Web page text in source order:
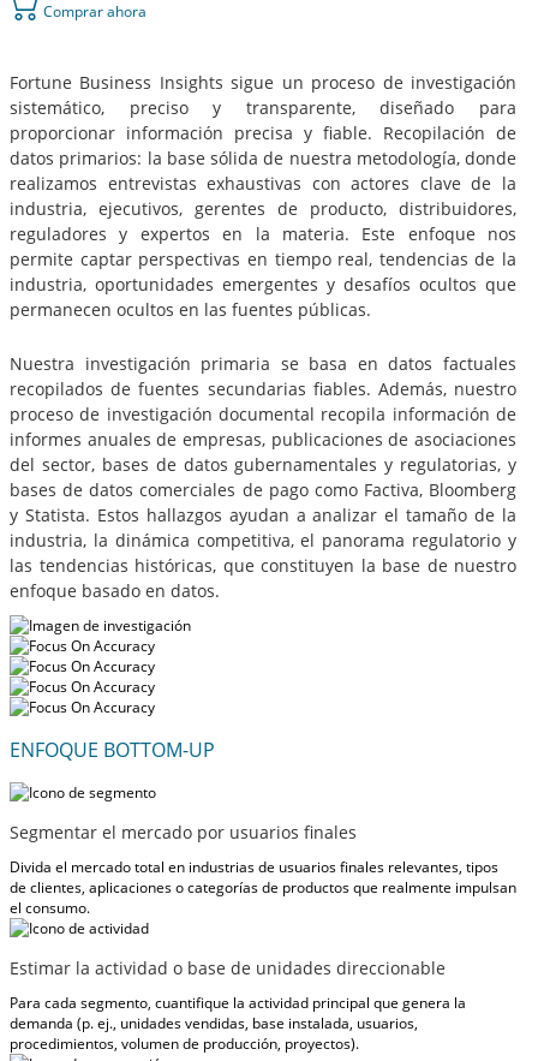
Comprar ahora
Fortune Business Insights sigue un proceso de investigación
sistemático, preciso y transparente, diseñado para
proporcionar información precisa y fiable. Recopilación de
datos primarios: la base sólida de nuestra metodología, donde
realizamos entrevistas exhaustivas con actores clave de la
industria, ejecutivos, gerentes de producto, distribuidores,
reguladores y expertos en la materia. Este enfoque nos
permite captar perspectivas en tiempo real, tendencias de la
industria, oportunidades emergentes y desafíos ocultos que
permanecen ocultos en las fuentes públicas.
Nuestra investigación primaria se basa en datos factuales
recopilados de fuentes secundarias fiables. Además, nuestro
proceso de investigación documental recopila información de
informes anuales de empresas, publicaciones de asociaciones
del sector, bases de datos gubernamentales y regulatorias, y
bases de datos comerciales de pago como Factiva, Bloomberg
y Statista. Estos hallazgos ayudan a analizar el tamaño de la
industria, la dinámica competitiva, el panorama regulatorio y
las tendencias históricas, que constituyen la base de nuestro
enfoque basado en datos.
ENFOQUE BOTTOM-UP
Segmentar el mercado por usuarios finales
Divida el mercado total en industrias de usuarios finales relevantes, tipos
de clientes, aplicaciones o categorías de productos que realmente impulsan
el consumo.
Estimar la actividad o base de unidades direccionable
Para cada segmento, cuantifique la actividad principal que genera la
demanda (p. ej., unidades vendidas, base instalada, usuarios,
procedimientos, volumen de producción, proyectos).